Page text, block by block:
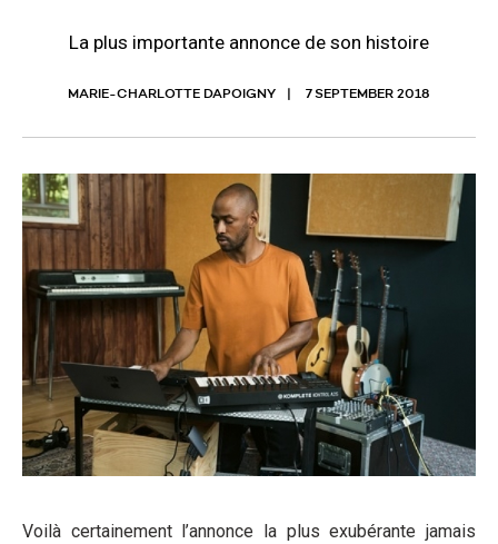
La plus importante annonce de son histoire
MARIE-CHARLOTTE DAPOIGNY 7 SEPTEMBER 2018
Voilà certainement l’annonce la plus exubérante jamais